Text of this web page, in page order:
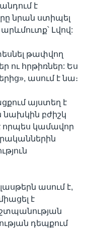
է
նրան ստիպել
Լվով:
թափվող
ու հրթիռներ: Ես
ասում է նա։
այստեղ է
բժիշկ
որպես կամավոր
ասում է,
է
դեպքում